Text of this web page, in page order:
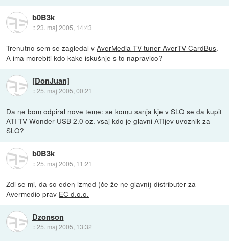
b0B3k
::23. maj 2005, 14:43
Trenutno sem se zagledal vAverMedia TV tuner AverTV CardBus.
A ima morebiti kdo kake iskušnje s to napravico?
[DonJuan]
::25. maj 2005, 00:21
Da ne bom odpiral nove teme: se komu sanja kje v SLO se da kupit
ATI TV Wonder USB 2.0 oz. vsaj kdo je glavni ATIjev uvoznik za
SLO?
b0B3k
::25. maj 2005, 11:21
Zdi se mi, da so eden izmed (če že ne glavni) distributer za
Avermedio prav EC d.o.o.
Dzonson
::25. maj 2005, 13:32